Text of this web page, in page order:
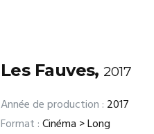
Les Fauves,2017
Année de production : 2017
Format :Cinéma > Long